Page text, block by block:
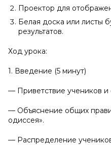
Проектор для
Белая доска или листы
результатов.
Ход урока:
1. Введение (5 минут)
— Приветствие учеников и
— Объяснение общих
одиссея».
— Распределение